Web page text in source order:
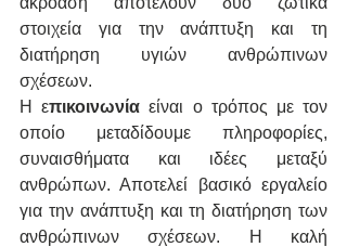
στοιχεία για την ανάπτυξη και τη
διατήρηση υγιών ανθρώπινων
σχέσεων.
Η επικοινωνία είναι ο τρόπος με τον
οποίο μεταδίδουμε πληροφορίες,
συναισθήματα και ιδέες μεταξύ
ανθρώπων. Αποτελεί βασικό εργαλείο
για την ανάπτυξη και τη διατήρηση των
ανθρώπινων σχέσεων. Η καλή